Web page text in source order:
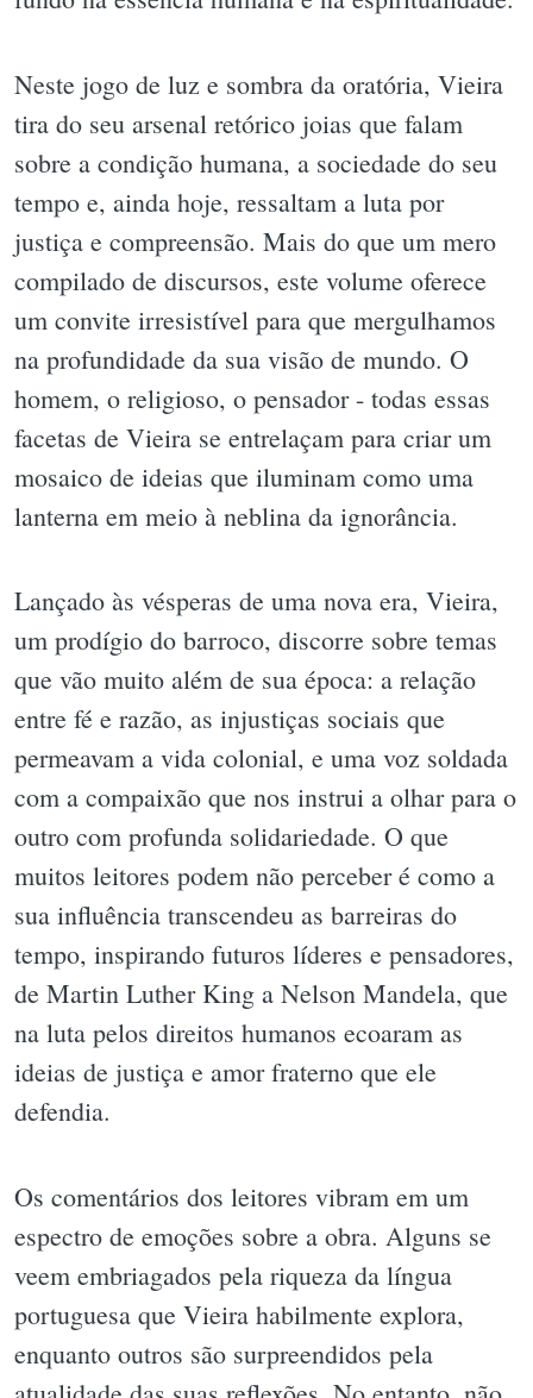
Neste jogo de luz e sombra da oratória, Vieira
tira do seu arsenal retórico joias que falam
sobre a condição humana, a sociedade do seu
tempo e, ainda hoje, ressaltam a luta por
justiça e compreensão. Mais do que um mero
compilado de discursos, este volume oferece
um convite irresistível para que mergulhamos
na profundidade da sua visão de mundo. O
homem, o religioso, o pensador - todas essas
facetas de Vieira se entrelaçam para criar um
mosaico de ideias que iluminam como uma
lanterna em meio à neblina da ignorância.
Lançado às vésperas de uma nova era, Vieira,
um prodígio do barroco, discorre sobre temas
que vão muito além de sua época: a relação
entre fé e razão, as injustiças sociais que
permeavam a vida colonial, e uma voz soldada
com a compaixão que nos instrui a olhar para o
outro com profunda solidariedade. O que
muitos leitores podem não perceber é como a
sua influência transcendeu as barreiras do
tempo, inspirando futuros líderes e pensadores,
de Martin Luther King a Nelson Mandela, que
na luta pelos direitos humanos ecoaram as
ideias de justiça e amor fraterno que ele
defendia.
Os comentários dos leitores vibram em um
espectro de emoções sobre a obra. Alguns se
veem embriagados pela riqueza da língua
portuguesa que Vieira habilmente explora,
enquanto outros são surpreendidos pela